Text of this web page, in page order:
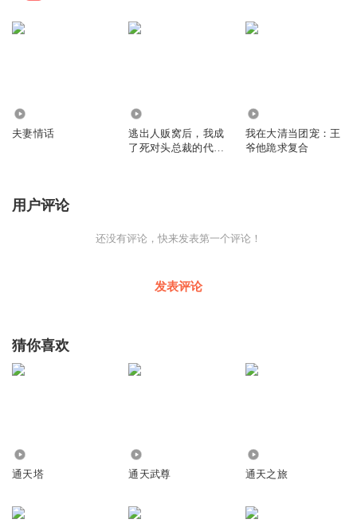
夫妻情话
逃出人贩窝后，我成
了死对头总裁的代理
我在大清当团宠：王
爷他跪求复合
用户评论
还没有评论，快来发表第一个评论！
发表评论
猜你喜欢
通天塔 通天武尊 通天之旅